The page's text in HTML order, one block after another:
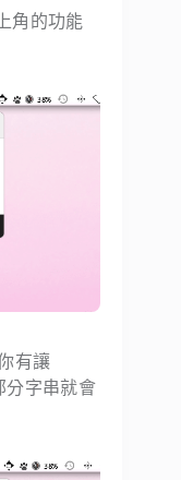
角的功能
有讓
分字串就會